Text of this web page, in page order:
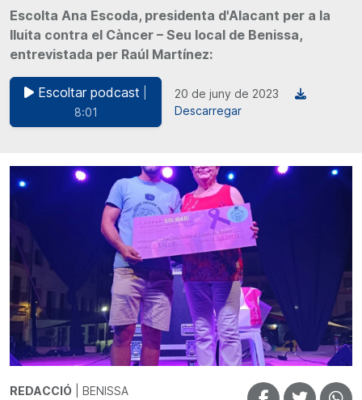
Escolta Ana Escoda, presidenta d'Alacant per a la
lluita contra el Càncer – Seu local de Benissa,
entrevistada per Raúl Martínez:
Escoltar podcast
8:01
20 de juny de 2023
Descarregar
REDACCIÓ | BENISSA